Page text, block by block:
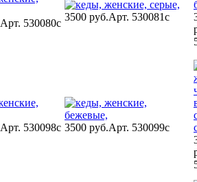
Арт. 530080c
3500 руб.Арт. 530081c
Арт. 530098c 3500 руб.Арт. 530099c